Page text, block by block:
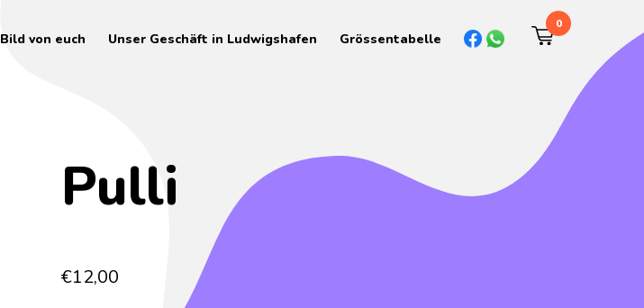
Bild von euch Unser Geschäft in Ludwigshafen Grössentabelle
0
Pulli
€12,00